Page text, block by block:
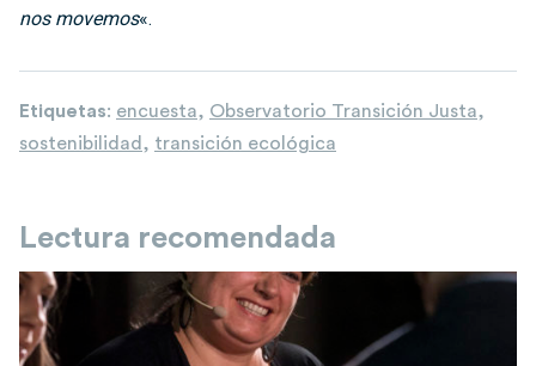
nos movemos«.
Etiquetas: encuesta, Observatorio Transición Justa,
sostenibilidad , transición ecológica
Lectura recomendada